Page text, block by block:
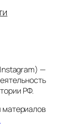
—
РФ.
материалов